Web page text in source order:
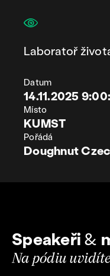
Laboratoř
Datum
14.11.2025
Místo
KUMST
Pořádá
Doughnut
Speakeři&
Na pódiu